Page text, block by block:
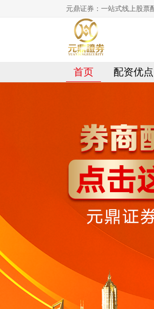
元鼎证券：一站式线上股票
首页 配资优点